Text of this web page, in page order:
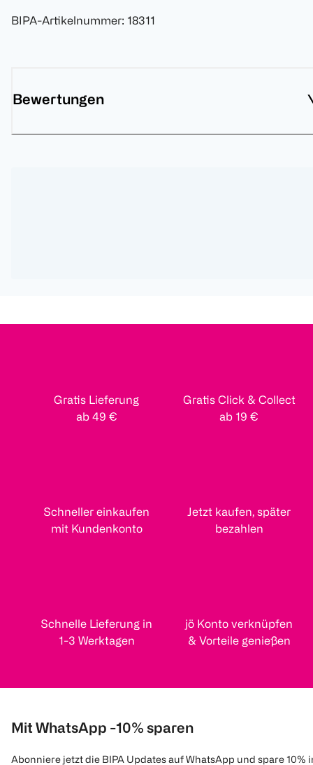
BIPA-Artikelnummer: 18311
Bewertungen
Gratis Lieferung
ab 49 €
Gratis Click & Collect
ab 19 €
Schneller einkaufen
mit Kundenkonto
Jetzt kaufen, später
bezahlen
Schnelle Lieferung in
1-3 Werktagen
jö Konto verknüpfen
& Vorteile genießen
Mit WhatsApp -10% sparen
Abonniere jetzt die BIPA Updates auf WhatsApp und spare 10%